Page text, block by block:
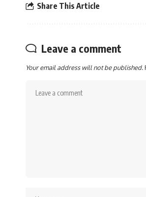
Share This Article
Leave a comment
Your email address will not be published.